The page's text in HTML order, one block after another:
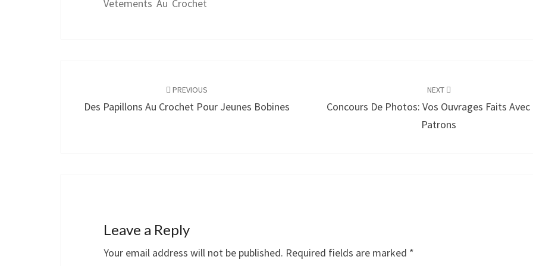
Vetements Au Crochet
PREVIOUS
Des Papillons Au Crochet Pour Jeunes Bobines
NEXT
Concours De Photos: Vos Ouvrages Faits Avec
Patrons
Leave a Reply
Your email address will not be published. Required fields are marked *